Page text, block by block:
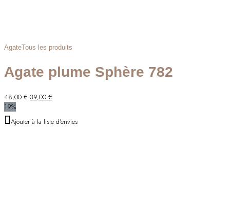
AgateTous les produits
Agate plume Sphère 782
48,00€ Le
était :
39,00 €
est :
19%
Ajouter à la liste d'envies